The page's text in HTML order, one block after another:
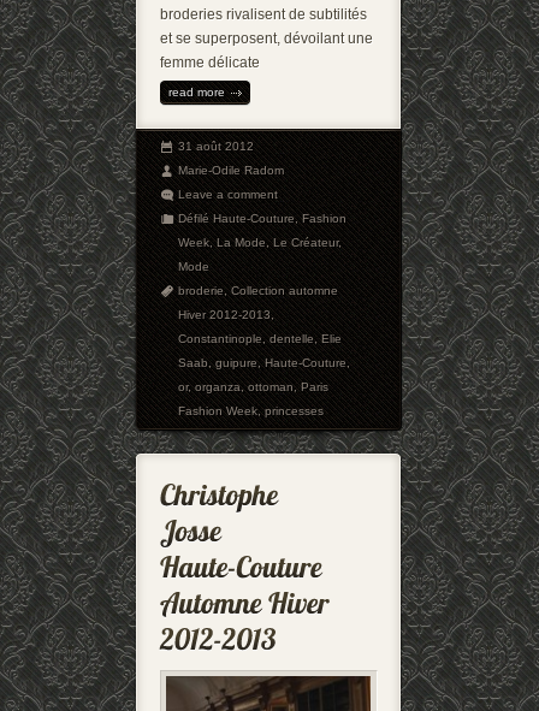
broderies rivalisent de subtilités
et se superposent, dévoilant une
femme délicate
read more
31 août 2012
Marie-Odile Radom
Leave a comment
Défilé Haute-Couture,Fashion
Week,La Mode,Le Créateur,
Mode
broderie,Collection automne
Hiver 2012-2013,
Constantinople,dentelle,Elie
Saab,guipure,Haute-Couture,
or,organza,ottoman,Paris
Fashion Week,princesses